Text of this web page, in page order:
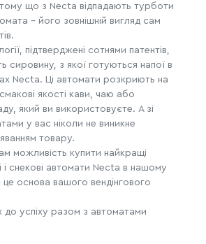
тому що з Necta відпадають турботи
- його зовнішній вигляд сам
підтверджені сотнями патентів,
сировину, з якої готуються напої в
Necta. Ці автомати розкриють на
смакові якості кави, чаю або
який ви використовуєте. А зі
у вас ніколи не виникне
товару.
можливість купити найкращі
і снекові автомати Necta в нашому
це основа вашого вендінгового
до успіху разом з автоматами